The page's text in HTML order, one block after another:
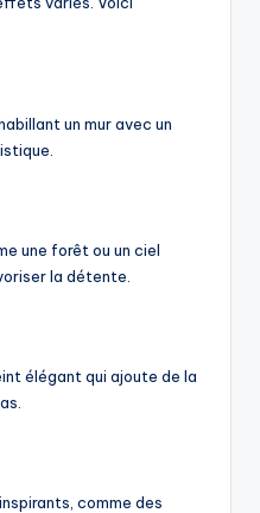
un mur avec un
une forêt ou un ciel
la détente.
élégant qui ajoute de la
comme des